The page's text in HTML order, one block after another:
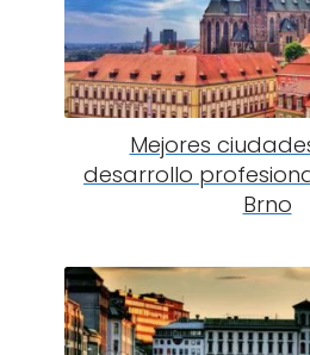
Mejores
desarrollo
Brno